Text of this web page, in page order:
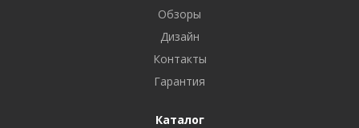
Обзоры
Дизайн
Контакты
Гарантия
Каталог